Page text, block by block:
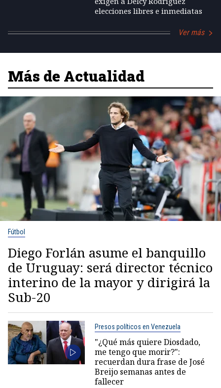
elecciones libres e inmediatas
Ver más
Más de Actualidad
Fútbol
Diego Forlán asume el banquillo
de Uruguay: será director técnico
interino de la mayor y dirigirá la
Sub-20
Presos políticos en Venezuela
"¿Qué más quiere Diosdado,
me tengo que morir?":
recuerdan dura frase de José
Breijo semanas antes de
fallecer